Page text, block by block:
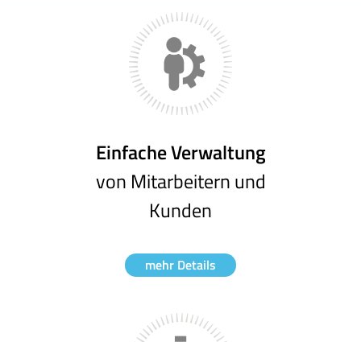
Einfache Verwaltung
von Mitarbeitern und
Kunden
mehr Details